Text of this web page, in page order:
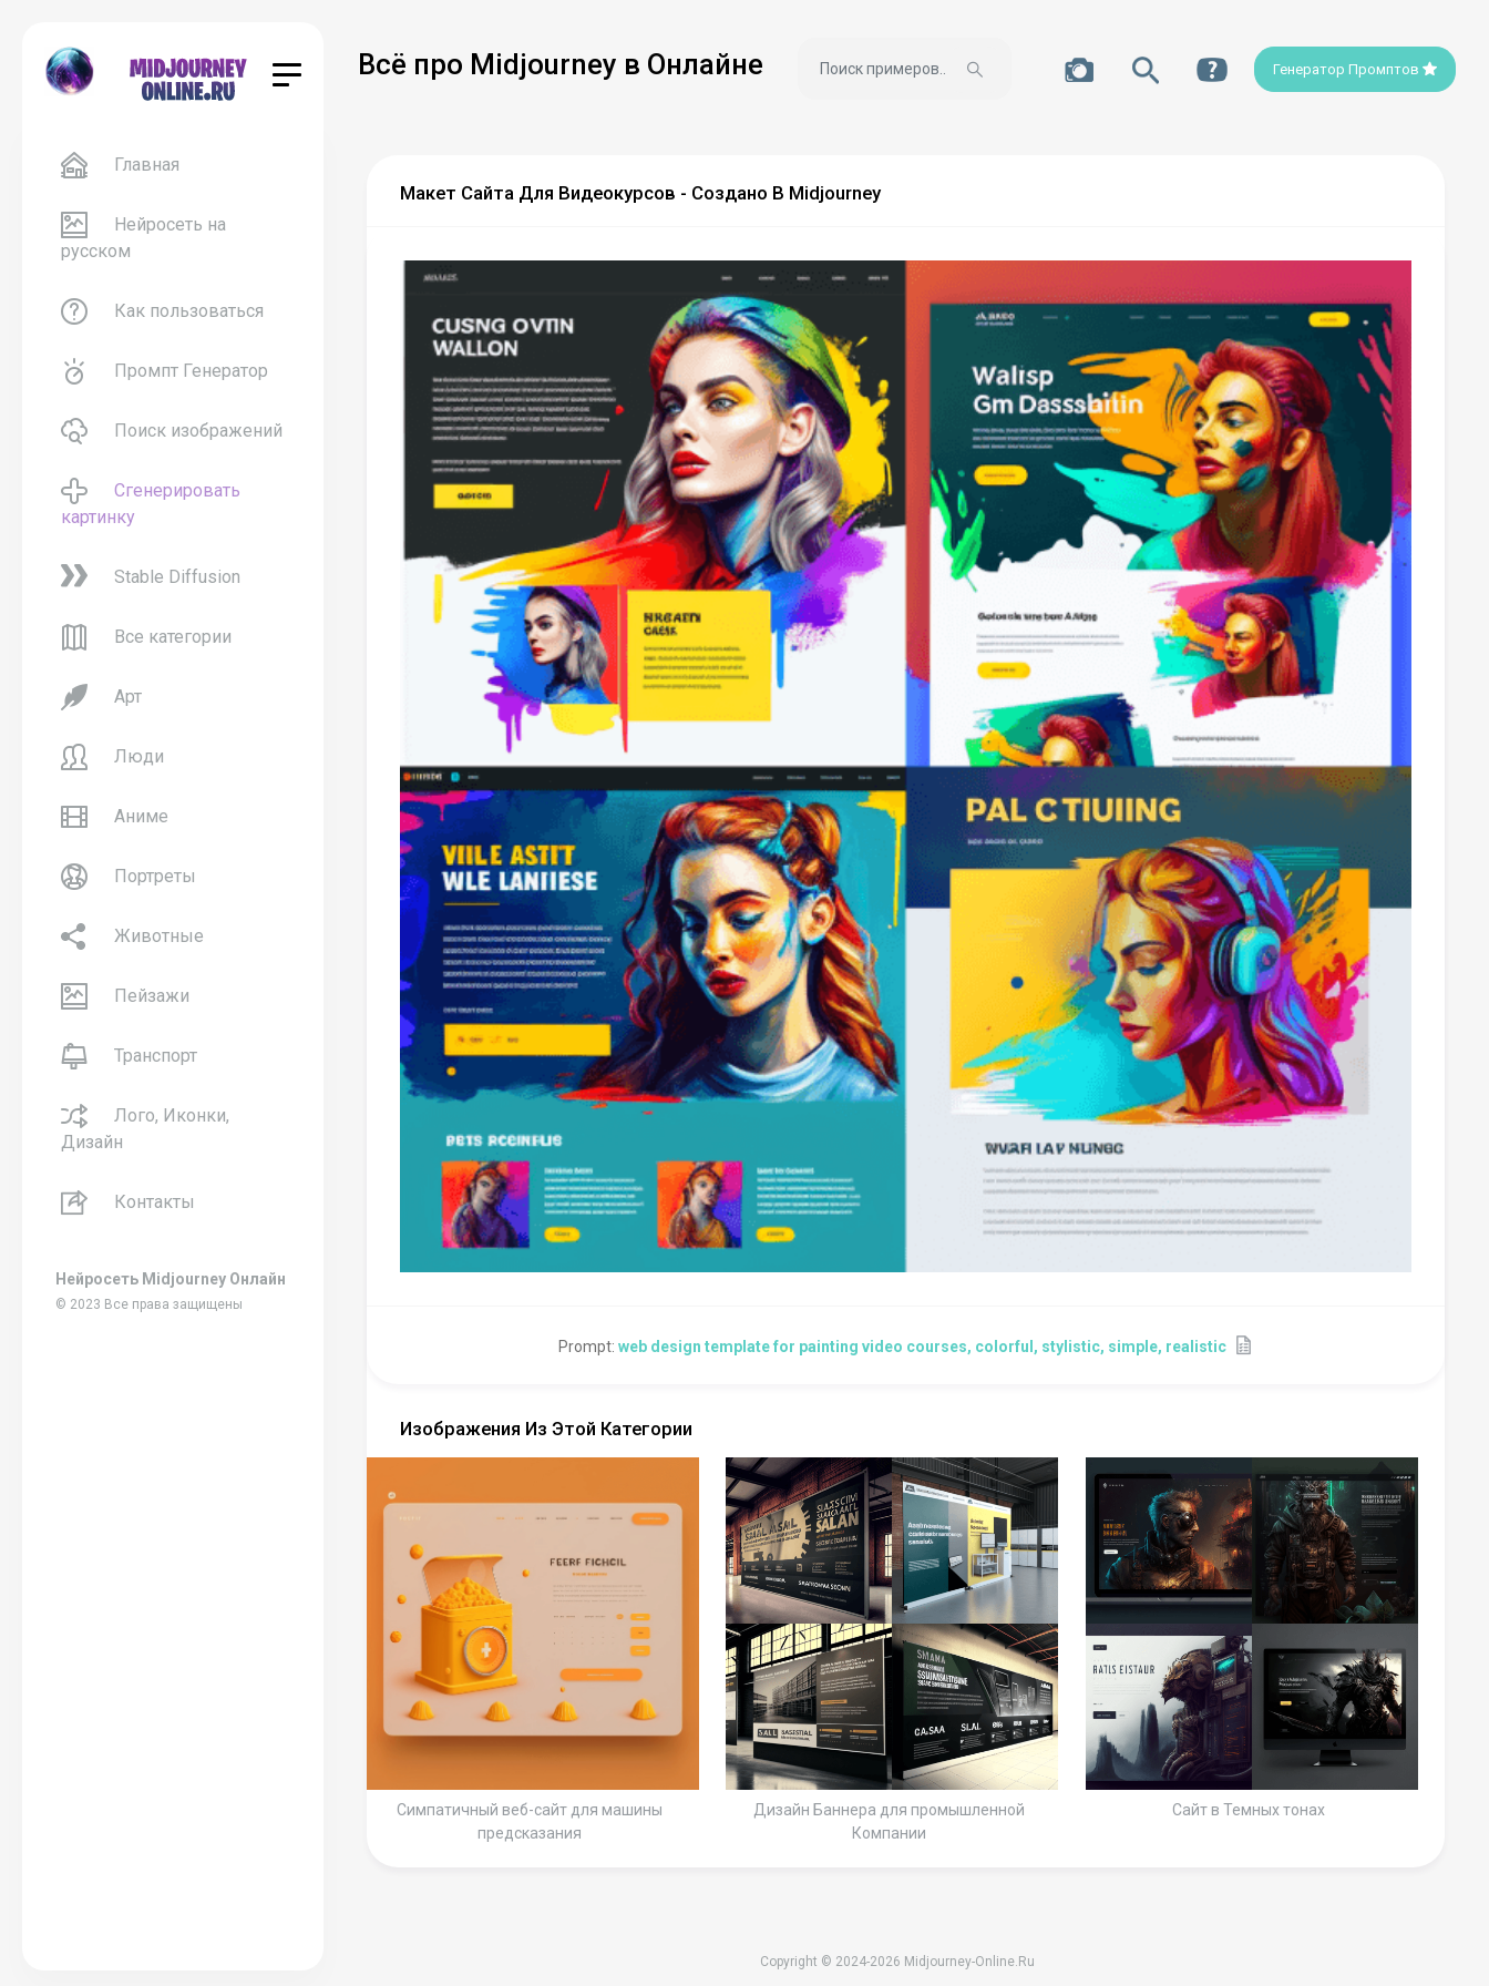
Всё про Midjourney в Онлайне Генератор Промптов
Главная
Нейросеть на
русском
Как пользоваться
Промпт Генератор
Поиск изображений
Сгенерировать
картинку
Stable Diffusion
Все категории
Арт
Люди
Аниме
Портреты
Животные
Пейзажи
Транспорт
Лого, Иконки,
Дизайн
Контакты
Нейросеть Midjourney Онлайн
© 2023 Все права защищены
Макет Сайта Для Видеокурсов - Создано В Midjourney
Prompt:web design template for painting video courses, colorful, stylistic, simple, realistic
Изображения Из Этой Категории
Симпатичный веб-сайт для машины
предсказания
Дизайн Баннера для промышленной
Компании
Сайт в Темных тонах
Copyright © 2024-2026 Midjourney-Online.Ru